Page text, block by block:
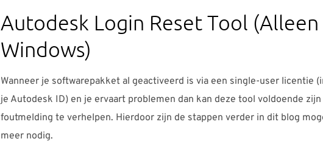
Autodesk Login Reset Tool
Windows)
Wanneer je softwarepakket al geactiveerd is via een single-user licentie
je Autodesk ID) en je ervaart problemen dan kan deze tool voldoende
foutmelding te verhelpen. Hierdoor zijn de stappen verder in dit blog
meer nodig.